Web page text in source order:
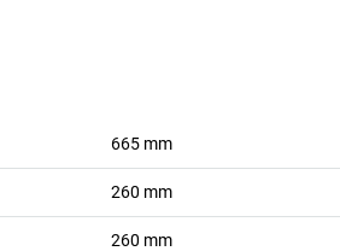
665 mm
260 mm
260 mm